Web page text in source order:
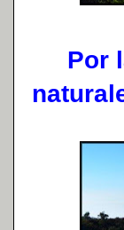
Por